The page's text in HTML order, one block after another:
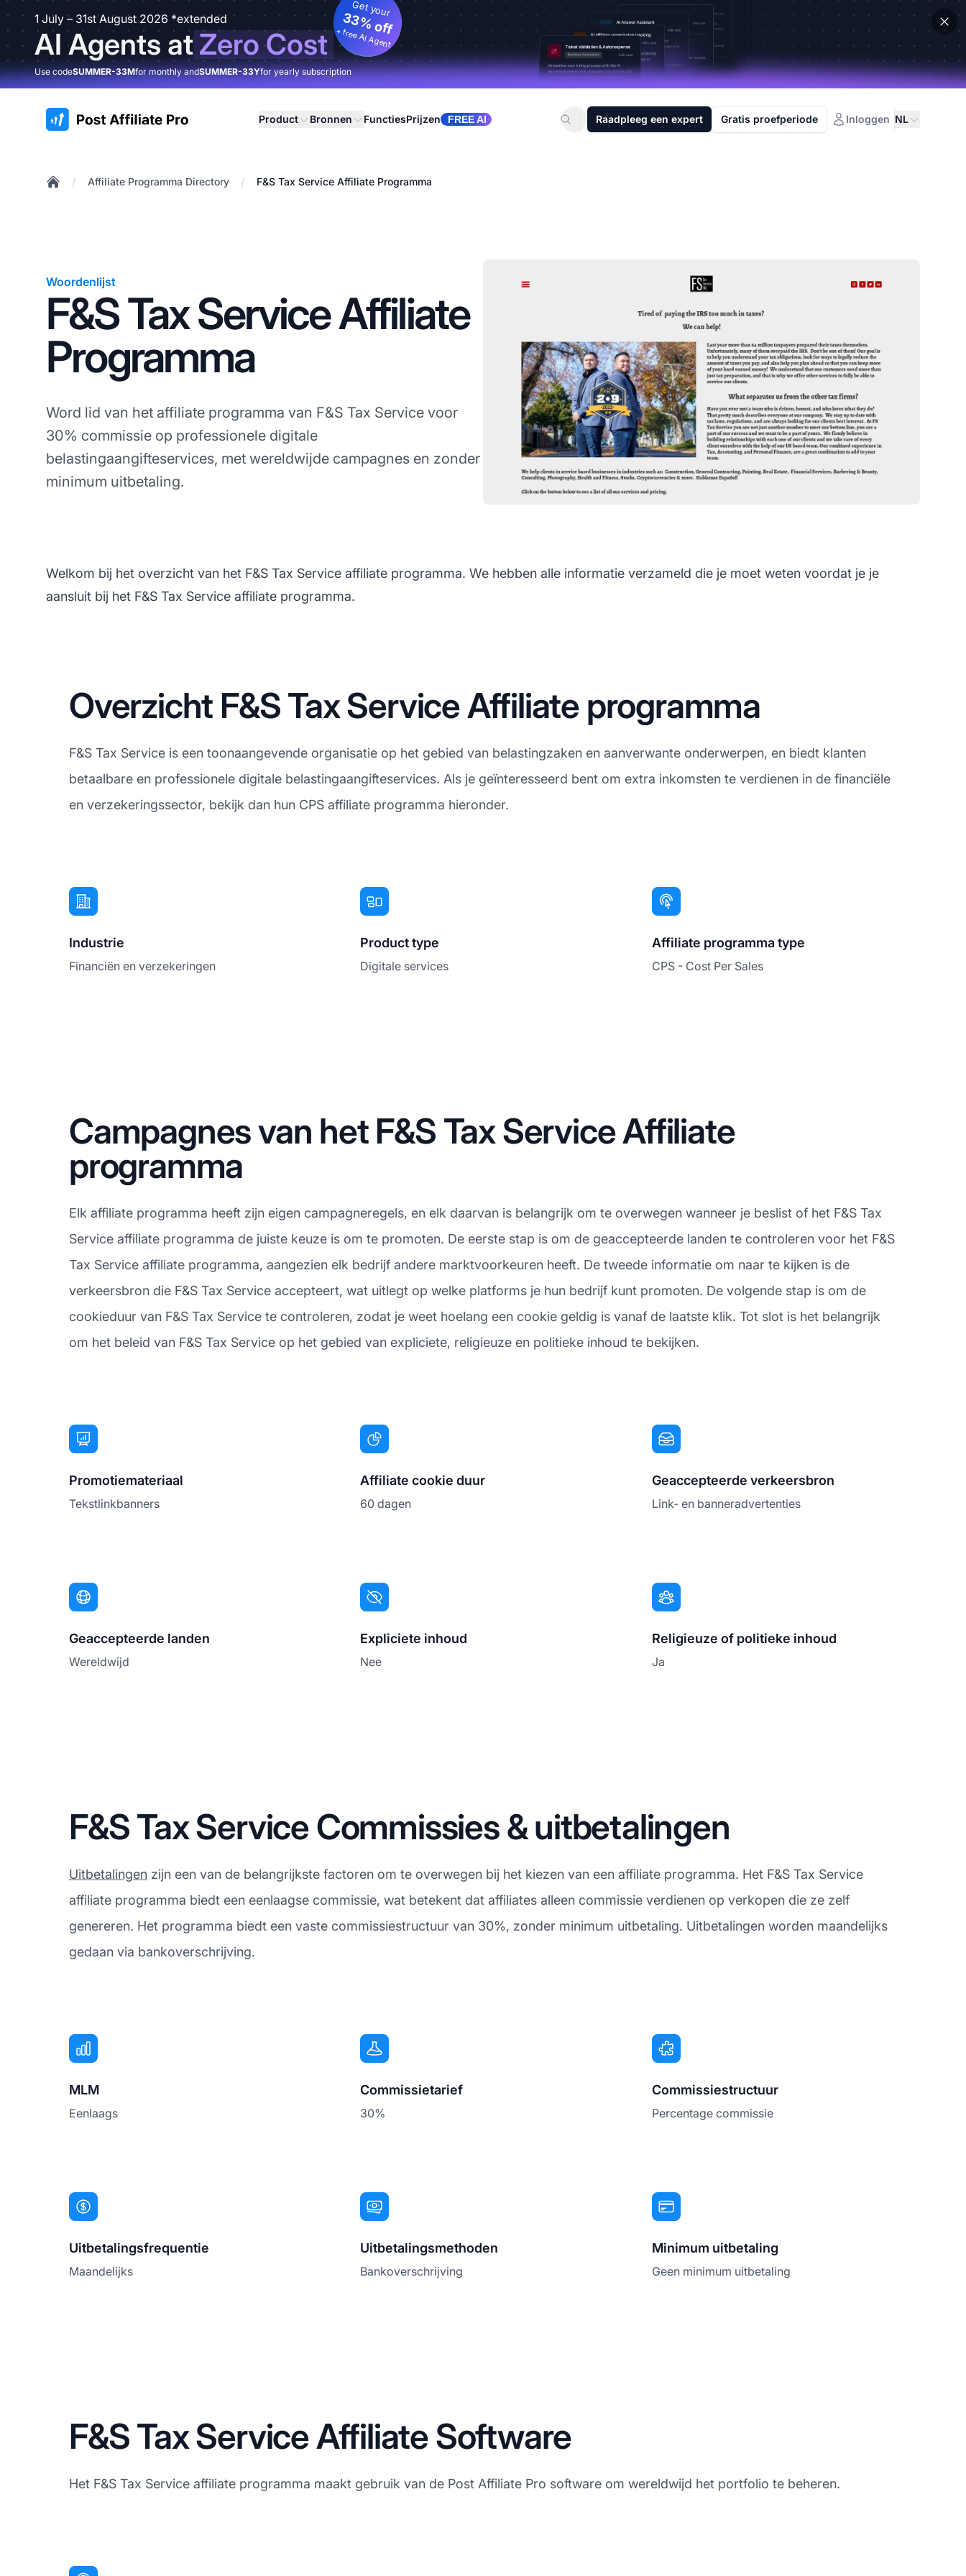
1 July – 31st August 2026 *extended
AI Agents atZero Cost
Get your
33% off
+ free AI Agent
Use codeSUMMER-33Mfor monthly andSUMMER-33Yfor yearly subscription
:site.title Product Bronnen FunctiesPrijzen FREE AI Raadpleeg een expert Gratis proefperiode Inloggen NL
/ Affiliate Programma Directory / F&S Tax Service Affiliate Programma
Woordenlijst
F&S Tax Service Affiliate
Programma
Word lid van het affiliate programma van F&S Tax Service voor
30% commissie op professionele digitale
belastingaangifteservices, met wereldwijde campagnes en zonder
minimum uitbetaling.
Welkom bij het overzicht van het F&S Tax Service affiliate programma. We hebben alle informatie verzameld die je moet weten voordat je je
aansluit bij het F&S Tax Service affiliate programma.
Overzicht F&S Tax Service Affiliate programma
F&S Tax Service is een toonaangevende organisatie op het gebied van belastingzaken en aanverwante onderwerpen, en biedt klanten
betaalbare en professionele digitale belastingaangifteservices. Als je geïnteresseerd bent om extra inkomsten te verdienen in de financiële
en verzekeringssector, bekijk dan hun CPS affiliate programma hieronder.
Industrie
Financiën en verzekeringen
Product type
Digitale services
Affiliate programma type
CPS - Cost Per Sales
Campagnes van het F&S Tax Service Affiliate
programma
Elk affiliate programma heeft zijn eigen campagneregels, en elk daarvan is belangrijk om te overwegen wanneer je beslist of het F&S Tax
Service affiliate programma de juiste keuze is om te promoten. De eerste stap is om de geaccepteerde landen te controleren voor het F&S
Tax Service affiliate programma, aangezien elk bedrijf andere marktvoorkeuren heeft. De tweede informatie om naar te kijken is de
verkeersbron die F&S Tax Service accepteert, wat uitlegt op welke platforms je hun bedrijf kunt promoten. De volgende stap is om de
cookieduur van F&S Tax Service te controleren, zodat je weet hoelang een cookie geldig is vanaf de laatste klik. Tot slot is het belangrijk
om het beleid van F&S Tax Service op het gebied van expliciete, religieuze en politieke inhoud te bekijken.
Promotiemateriaal
Tekstlinkbanners
Affiliate cookie duur
60 dagen
Geaccepteerde verkeersbron
Link- en banneradvertenties
Geaccepteerde landen
Wereldwijd
Expliciete inhoud
Nee
Religieuze of politieke inhoud
Ja
F&S Tax Service Commissies & uitbetalingen
Uitbetalingen zijn een van de belangrijkste factoren om te overwegen bij het kiezen van een affiliate programma. Het F&S Tax Service
affiliate programma biedt een eenlaagse commissie, wat betekent dat affiliates alleen commissie verdienen op verkopen die ze zelf
genereren. Het programma biedt een vaste commissiestructuur van 30%, zonder minimum uitbetaling. Uitbetalingen worden maandelijks
gedaan via bankoverschrijving.
MLM
Eenlaags
Commissietarief
30%
Commissiestructuur
Percentage commissie
Uitbetalingsfrequentie
Maandelijks
Uitbetalingsmethoden
Bankoverschrijving
Minimum uitbetaling
Geen minimum uitbetaling
F&S Tax Service Affiliate Software
Het F&S Tax Service affiliate programma maakt gebruik van de Post Affiliate Pro software om wereldwijd het portfolio te beheren.